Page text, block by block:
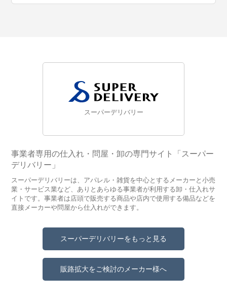
スーパーデリバリー
事業者専用の仕入れ・問屋・卸の専門サイト「スーパー
デリバリー」
スーパーデリバリーは、アパレル・雑貨を中心とするメーカーと小売
業・サービス業など、ありとあらゆる事業者が利用する卸・仕入れサ
イトです。事業者は店頭で販売する商品や店内で使用する備品などを
直接メーカーや問屋から仕入れができます。
スーパーデリバリーをもっと見る
販路拡大をご検討のメーカー様へ